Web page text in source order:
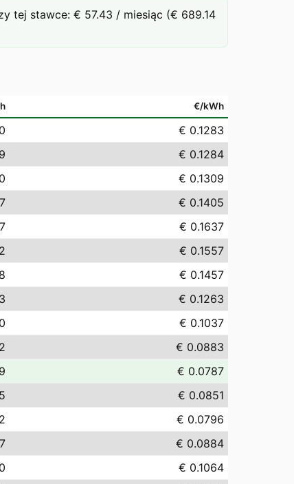
tej stawce: € 57.43 / miesiąc (€ 689.14
€/kWh
€ 0.1283
€ 0.1284
€ 0.1309
€ 0.1405
€ 0.1637
€ 0.1557
€ 0.1457
€ 0.1263
€ 0.1037
€ 0.0883
€ 0.0787
€ 0.0851
€ 0.0796
€ 0.0884
€ 0.1064